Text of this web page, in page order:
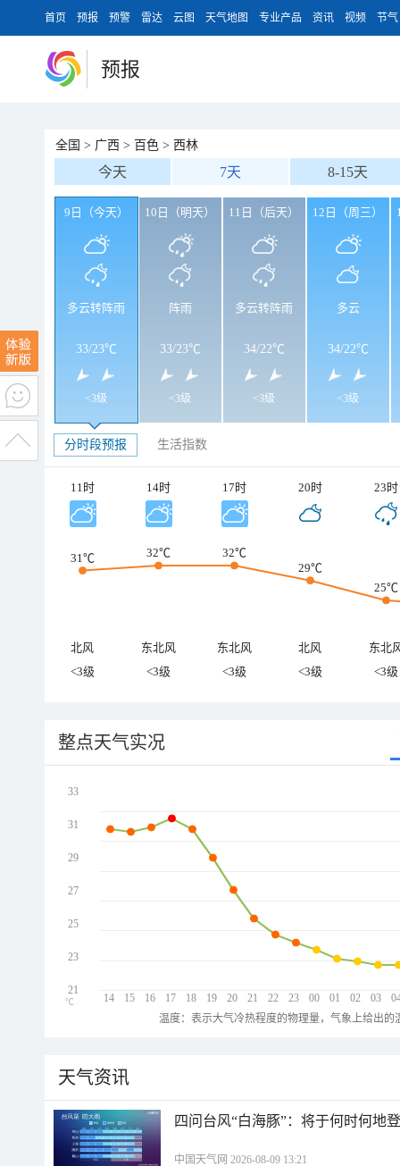
首页 预报 预警 雷达 云图 天气地图 专业产品 资讯 视频 节气
预报
全国 > 广西 > 百色 > 西林
今天 7天 8-15天
9日（今天）
多云转阵雨
33/23℃
<3级
10日（明天）
阵雨
33/23℃
<3级
11日（后天）
多云转阵雨
34/22℃
<3级
12日（周三）
多云
34/22℃
<3级
分时段预报 生活指数
11时 14时 17时 20时 23时
31℃ 32℃
32℃
29℃
25℃
北风 东北风 东北风 北风
东北
<3级
<3级 <3级 <3级 <3级
整点天气实况
14 15 16 17 18 19 20 21 22 23 00 01 02 03
33
31
29
27
25
23
21
℃
温度：表示大气冷热程度的物理量，气象上给出
天气资讯
四问台风“白海豚”：将于何时何地
中国天气网 2026-08-09 13:21